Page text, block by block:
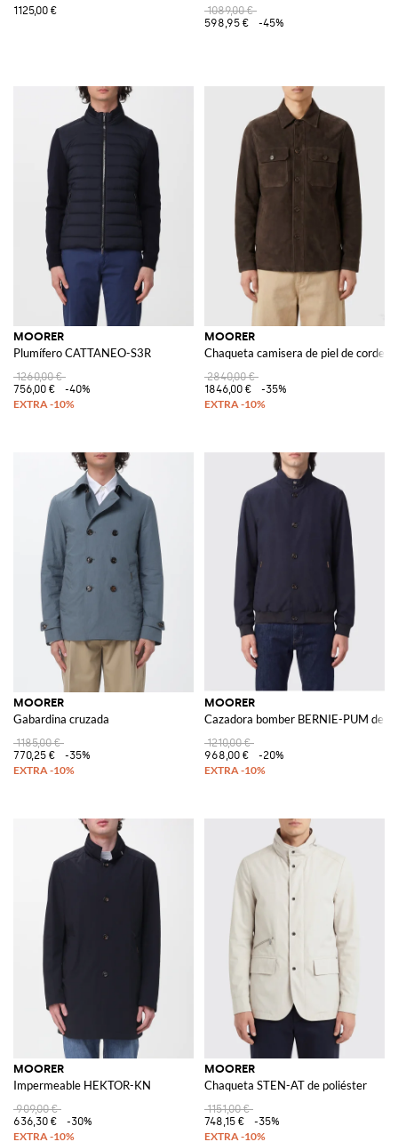
1125,00 €
1089,00 €
598,95 €
-45%
MOORER
Plumífero CATTANEO-S3R
1260,00 €
756,00 €
-40%
MOORER
Chaqueta camisera de piel de
2840,00 €
1846,00 €
-35%
MOORER
Gabardina cruzada
1185,00 €
770,25 €
-35%
MOORER
Cazadora bomber BERNIE-PUM de
1210,00 €
968,00 €
-20%
MOORER
Impermeable HEKTOR-KN
909,00 €
636,30 €
-30%
MOORER
Chaqueta STEN-AT de poliéster
1151,00 €
748,15 €
-35%